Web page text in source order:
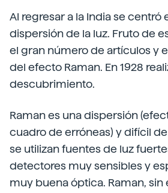
Al regresar a la India se centró
dispersión de la luz. Fruto de
el gran número de artículos y
del efecto Raman. En 1928
descubrimiento.
Raman es una dispersión
cuadro de erróneas) y difícil
se utilizan fuentes de luz
detectores muy sensibles y
muy buena óptica. Raman,